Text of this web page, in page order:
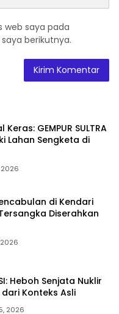
web saya pada
berikutnya.
GEMPUR SULTRA
Lahan Sengketa di
di Kendari
Diserahkan
Heboh Senjata Nuklir
Konteks Asli
2026